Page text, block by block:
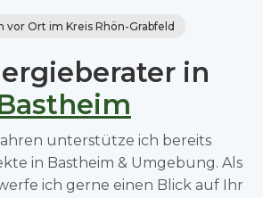
vor Ort im Kreis Rhön-Grabfeld
in
unterstütze ich bereits
in Bastheim & Umgebung. Als
ich gerne einen Blick auf Ihr